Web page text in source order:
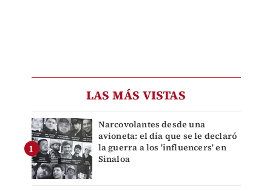
LAS MÁS VISTAS
Narcovolantes desde una
avioneta: el día que se le declaró
la guerra a los 'influencers' en
Sinaloa